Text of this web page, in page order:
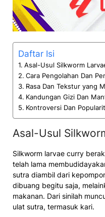
Daftar Isi
Asal-Usul Silkworm
Cara Pengolahan Dan
Rasa Dan Tekstur yang
Kandungan Gizi Dan
Kontroversi Dan
Asal-Usul
Silkworm larvae curry
telah lama
sutra diambil dari
dibuang begitu saja,
makanan. Dari sinilah
ulat sutra, termasuk kari.